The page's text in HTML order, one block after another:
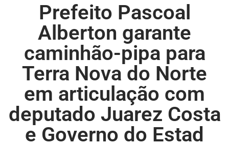
Prefeito Pascoal
Alberton garante
caminhão-pipa para
Terra Nova do Norte
em articulação com
deputado Juarez Costa
e Governo do Estad